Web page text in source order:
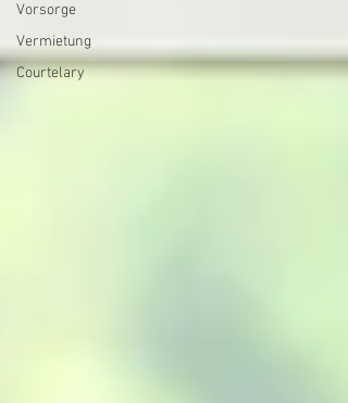
Vorsorge
Vermietung
Courtelary